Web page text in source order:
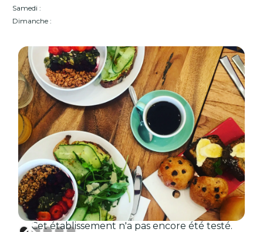
Samedi :
Dimanche :
Cet établissement n'a pas encore été testé.